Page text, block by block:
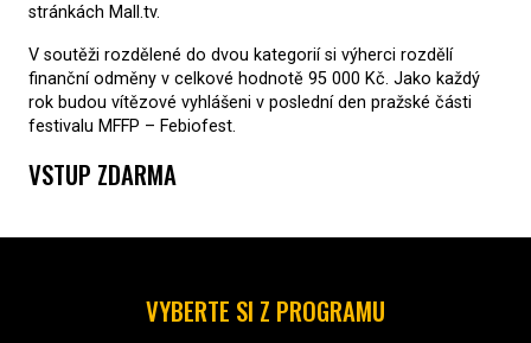
stránkách Mall.tv.
V soutěži rozdělené do dvou kategorií si výherci rozdělí
finanční odměny v celkové hodnotě 95 000 Kč. Jako každý
rok budou vítězové vyhlášeni v poslední den pražské části
festivalu MFFP – Febiofest.
VSTUP ZDARMA
VYBERTE SI Z PROGRAMU